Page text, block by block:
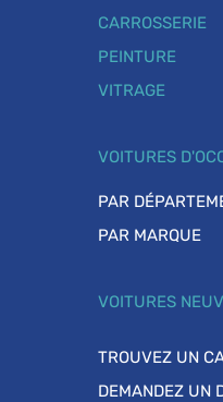
CARROSSERIE
PEINTURE
VITRAGE
VOITURES
PAR
PAR MARQUE
VOITURES
TROUVEZ UN
DEMANDEZ UN